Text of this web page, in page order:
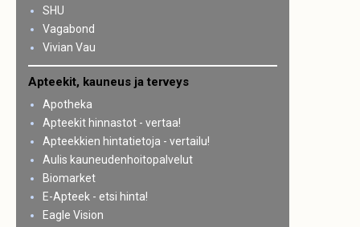
SHU
Vagabond
Vivian Vau
Apteekit, kauneus ja terveys
Apotheka
Apteekit hinnastot - vertaa!
Apteekkien hintatietoja - vertailu!
Aulis kauneudenhoitopalvelut
Biomarket
E-Apteek - etsi hinta!
Eagle Vision